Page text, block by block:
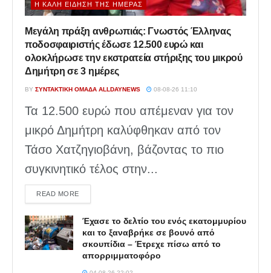
Η ΚΑΛΉ ΕΊΔΗΣΗ ΤΗΣ ΗΜΈΡΑΣ
Μεγάλη πράξη ανθρωπιάς: Γνωστός Έλληνας
ποδοσφαιριστής έδωσε 12.500 ευρώ και
ολοκλήρωσε την εκστρατεία στήριξης του μικρού
Δημήτρη σε 3 ημέρες
BY ΣΥΝΤΑΚΤΙΚΉ ΟΜΆΔΑ ALLDAYNEWS 08-08-26 11:10
Τα 12.500 ευρώ που απέμεναν για τον
μικρό Δημήτρη καλύφθηκαν από τον
Τάσο Χατζηγιοβάνη, βάζοντας το πιο
συγκινητικό τέλος στην...
READ MOREDETAILS
Έχασε το δελτίο του ενός εκατομμυρίου
και το ξαναβρήκε σε βουνό από
σκουπίδια – Έτρεχε πίσω από το
απορριμματοφόρο